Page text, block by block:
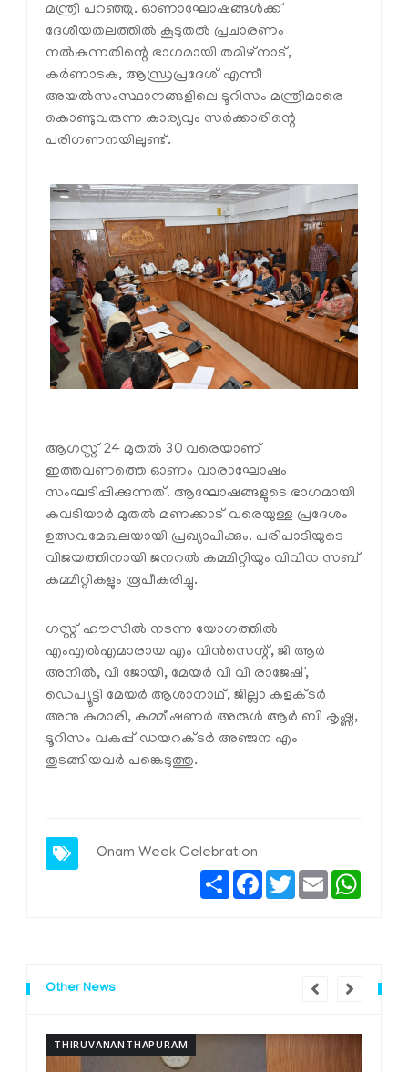
മന്ത്രി പറഞ്ഞു. ഓണാഘോഷങ്ങൾക്ക്
ദേശീയതലത്തിൽ കൂടുതൽ പ്രചാരണം
നൽകുന്നതിന്റെ ഭാഗമായി തമിഴ്നാട്,
കർണാടക, ആന്ധ്രപ്രദേശ് എന്നീ
അയൽസംസ്ഥാനങ്ങളിലെ ടൂറിസം മന്ത്രിമാരെ
കൊണ്ടുവരുന്ന കാര്യവും സർക്കാരിന്റെ
പരിഗണനയിലുണ്ട്.
ആഗസ്റ്റ് 24 മുതൽ 30 വരെയാണ്
ഇത്തവണത്തെ ഓണം വാരാഘോഷം
സംഘടിപ്പിക്കുന്നത്. ആഘോഷങ്ങളുടെ ഭാഗമായി
കവടിയാർ മുതൽ മണക്കാട് വരെയുള്ള പ്രദേശം
ഉത്സവമേഖലയായി പ്രഖ്യാപിക്കും. പരിപാടിയുടെ
വിജയത്തിനായി ജനറൽ കമ്മിറ്റിയും വിവിധ സബ്
കമ്മിറ്റികളും രൂപീകരിച്ചു.
ഗസ്റ്റ് ഹൗസിൽ നടന്ന യോഗത്തിൽ
എംഎൽഎമാരായ എം വിൻസെന്റ്, ജി ആർ
അനിൽ, വി ജോയി, മേയർ വി വി രാജേഷ്,
ഡെപ്യൂട്ടി മേയർ ആശാനാഥ്, ജില്ലാ കളക്ടർ
അനു കുമാരി, കമ്മീഷണർ അരുൾ ആർ ബി കൃഷ്ണ,
ടൂറിസം വകുപ്പ് ഡയറക്ടർ അഞ്ജന എം
തുടങ്ങിയവർ പങ്കെടുത്തു.
Onam Week Celebration
ShareFacebook
TwitterEmail
Other News
THIRUVANANTHAPURAM